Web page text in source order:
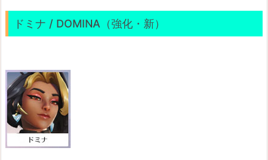
ドミナ / DOMINA（強化・新）